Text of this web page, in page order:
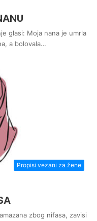
glasi: Moja nana je umrla
a bolovala…
Propisi vezani za žene
zbog nifasa, zavisi